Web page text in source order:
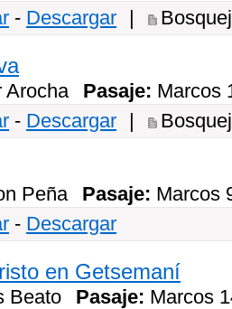
- Descargar |
Arocha Pasaje: Marcos
- Descargar |
Peña Pasaje: Marcos
- Descargar
en Getsemaní
Beato Pasaje: Marcos